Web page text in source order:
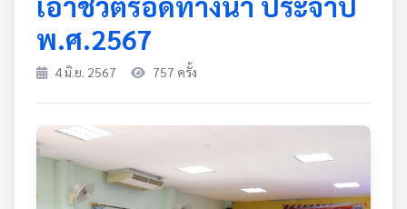
พ.ศ.2567
4 มิ.ย. 2567 757 ครั้ง